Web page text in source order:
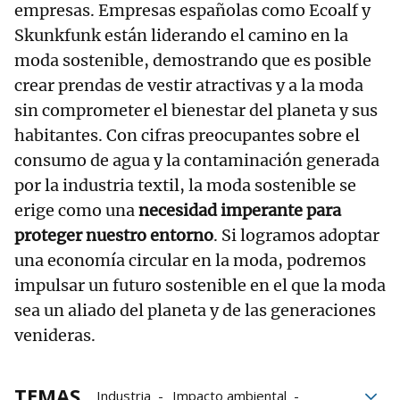
empresas. Empresas españolas como Ecoalf y
Skunkfunk están liderando el camino en la
moda sostenible, demostrando que es posible
crear prendas de vestir atractivas y a la moda
sin comprometer el bienestar del planeta y sus
habitantes. Con cifras preocupantes sobre el
consumo de agua y la contaminación generada
por la industria textil, la moda sostenible se
erige como unanecesidad imperante para
proteger nuestro entorno. Si logramos adoptar
una economía circular en la moda, podremos
impulsar un futuro sostenible en el que la moda
sea un aliado del planeta y de las generaciones
venideras.
Industria
Impacto ambiental